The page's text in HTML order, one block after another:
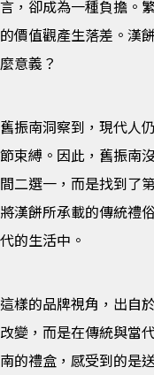
言，卻成為一種負擔。
的價值觀產生落差。漢
麼意義？
舊振南洞察到，現代人
節束縛。因此，舊振南
間二選一，而是找到了
將漢餅所承載的傳統禮
代的生活中。
這樣的品牌視角，出自
改變，而是在傳統與當
南的禮盒，感受到的是